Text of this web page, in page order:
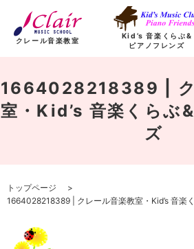
クレール音楽教室
Kid’s 音楽くらぶ&
ピアノフレンズ
1664028218389 | ク
室・Kid’s 音楽くらぶ
ズ
トップページ
1664028218389 | クレール音楽教室・Kid’s 音楽